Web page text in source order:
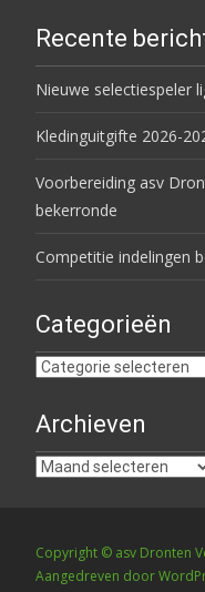
Recente
Nieuwe selectiespeler
Kledinguitgifte 2026-
Voorbereiding asv
bekerronde
Competitie indelingen
Categorieën
Categorieën
Archieven
Archieven
Copyright © asv Dronten
Aangedreven door